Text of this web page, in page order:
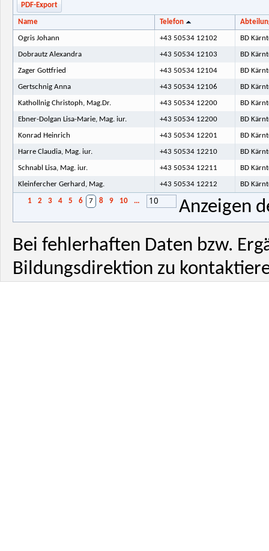
PDF-Export
Name Telefon
Ogris Johann +43 50534 12102 BD
Dobrautz Alexandra +43 50534 12103 BD
Zager Gottfried +43 50534 12104 BD
Gertschnig Anna +43 50534 12106 BD
Kathollnig Christoph, Mag.Dr. +43 50534 12200 BD
Ebner-Dolgan Lisa-Marie, Mag. iur. +43 50534 12200 BD
Konrad Heinrich +43 50534 12201 BD
Harre Claudia, Mag. iur. +43 50534 12210 BD
Schnabl Lisa, Mag. iur. +43 50534 12211 BD
Kleinfercher Gerhard, Mag. +43 50534 12212 BD
1 2 3 4 5 6 7 8 9 10 ... 10 Anzeigen
Bei fehlerhaften Daten bzw.
Bildungsdirektion zu